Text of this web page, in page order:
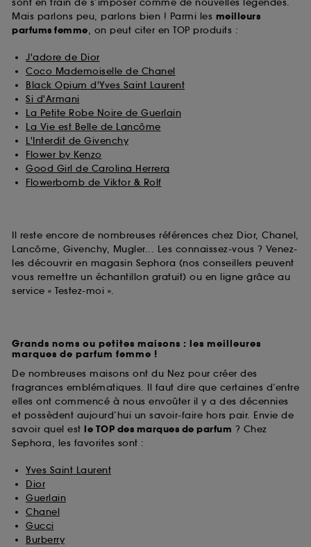
Mais parlons peu, parlons bien ! Parmi les meilleurs
parfums femme, on peut citer en TOP produits :
J'adore de Dior
Coco Mademoiselle de Chanel
Black Opium d'Yves Saint Laurent
Si d'Armani
La Petite Robe Noire de Guerlain
La Vie est Belle de Lancôme
L'Interdit de Givenchy
Flower by Kenzo
Good Girl de Carolina Herrera
Flowerbomb de Viktor & Rolf
Il reste encore de nombreuses références chez Dior, Chanel,
Lancôme, Givenchy, Mugler... Les connaissez-vous ? Venez-
les découvrir en magasin Sephora (nos conseillers peuvent
vous remettre un échantillon gratuit) ou en ligne grâce au
service « Testez-moi ».
Grands noms ou petites maisons : les meilleures
marques de parfum femme !
De nombreuses maisons ont du Nez pour créer des
fragrances emblématiques. Il faut dire que certaines d’entre
elles ont commencé à nous envoûter il y a des décennies
et possèdent aujourd’hui un savoir-faire hors pair. Envie de
savoir quel est le TOP des marques de parfum ? Chez
Sephora, les favorites sont :
Yves Saint Laurent
Dior
Guerlain
Chanel
Gucci
Burberry